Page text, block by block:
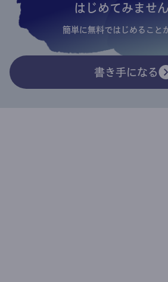
はじめてみませ
簡単に無料ではじめること
書き手になる